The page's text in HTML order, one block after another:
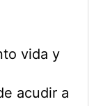
vida y
acudir a